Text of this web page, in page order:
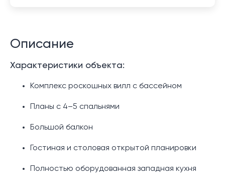
Описание
Характеристики объекта:
Комплекс роскошных вилл с бассейном
Планы с 4–5 спальнями
Большой балкон
Гостиная и столовая открытой планировки
Полностью оборудованная западная кухня